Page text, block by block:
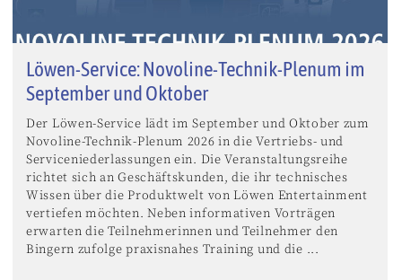
Löwen-Service: Novoline-Technik-Plenum im
September und Oktober
Der Löwen-Service lädt im September und Oktober zum
Novoline-Technik-Plenum 2026 in die Vertriebs- und
Serviceniederlassungen ein. Die Veranstaltungsreihe
richtet sich an Geschäftskunden, die ihr technisches
Wissen über die Produktwelt von Löwen Entertainment
vertiefen möchten. Neben informativen Vorträgen
erwarten die Teilnehmerinnen und Teilnehmer den
Bingern zufolge praxisnahes Training und die ...